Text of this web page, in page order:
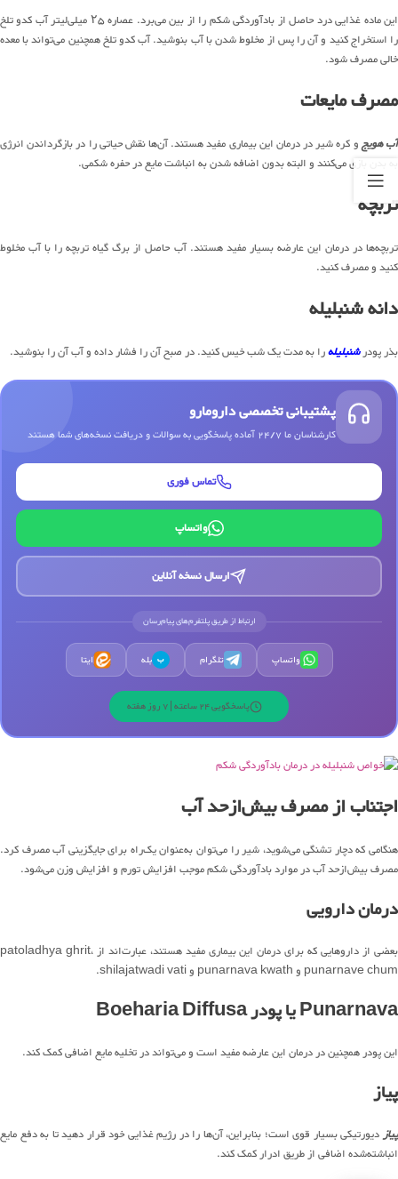
این ماده غذایی درد حاصل از بادآوردگی شکم را از بین می‌برد. عصاره ۲۵ میلی‌لیتر آب کدو تلخ
را استخراج‌ کنید و آن را پس از مخلوط شدن با آب بنوشید. آب کدو تلخ همچنین می‌تواند با معده
خالی مصرف شود.
مصرف مایعات
آب هویجو کره شیر در درمان این بیماری مفید هستند. آن‌ها نقش حیاتی را در بازگرداندن انرژی
به بدن بازی می‌کنند و البته بدون اضافه شدن به انباشت مایع در حفره شکمی.
تربچه
تربچه‌ها در درمان این عارضه بسیار مفید هستند. آب حاصل از برگ گیاه تربچه را با آب مخلوط
کنید و مصرف کنید.
دانه شنبلیله
بذر پودرشنبلیلهرا به مدت یک ‌شب خیس کنید. در صبح آن را فشار داده و آب آن را بنوشید.
پشتیبانی تخصصی دارومارو
کارشناسان ما 24/7 آماده پاسخگویی به سوالات و دریافت نسخه‌های شما هستند
تماس فوری
واتساپ
ارسال نسخه آنلاین
ارتباط از طریق پلتفرم‌های پیام‌رسان
واتساپ تلگرام ب بله ایتا
پاسخگویی 24 ساعته | 7 روز هفته
اجتناب از مصرف بیش‌ازحد آب
هنگامی ‌که دچار تشنگی می‌شوید، شیر را می‌توان به‌عنوان یک‌راه برای جایگزینی آب مصرف کرد.
مصرف بیش‌ازحد آب در موارد بادآوردگی شکم موجب افزایش تورم و افزایش وزن می‌شود.
درمان دارویی
بعضی از داروهایی که برای درمان این بیماری مفید هستند، عبارت‌اند از patoladhya ghrit،
punarnave chum و punarnava kwath و shilajatwadi vati.
Punarnava یا پودر Boeharia Diffusa
این پودر همچنین در درمان این عارضه مفید است و می‌تواند در تخلیه مایع اضافی کمک کند.
پیاز
پیازدیورتیکی بسیار قوی است؛ بنابراین، آن‌ها را در رژیم غذایی خود قرار دهید تا به دفع مایع
انباشته‌شده اضافی از طریق ادرار کمک کند.